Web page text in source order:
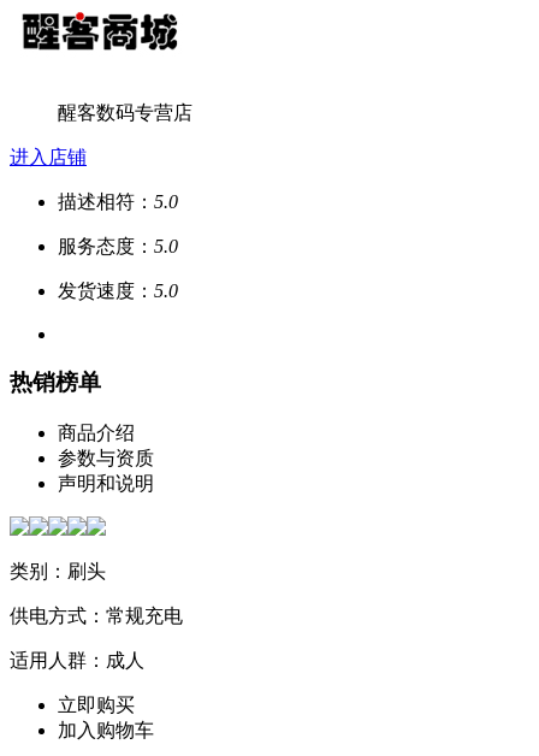
醒客数码专营店
进入店铺
描述相符： 5.0
服务态度： 5.0
发货速度： 5.0
热销榜单
商品介绍
参数与资质
声明和说明
类别：刷头
供电方式：常规充电
适用人群：成人
立即购买
加入购物车